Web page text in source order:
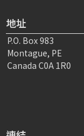
地址
P.O. Box 983
Montague, PE
Canada C0A 1R0